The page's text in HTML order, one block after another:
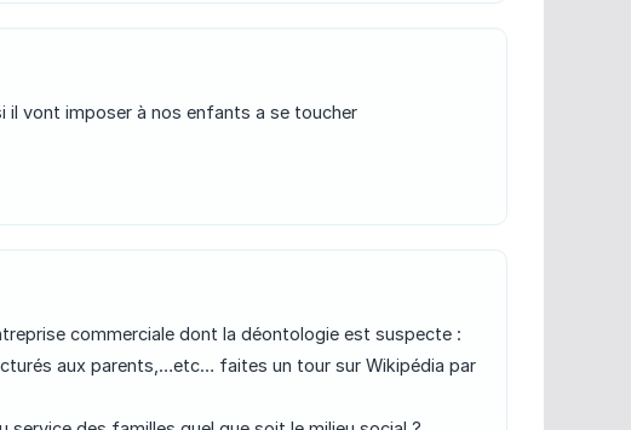
il vont imposer à nos enfants a se toucher
commerciale dont la déontologie est suspecte :
aux parents,…etc… faites un tour sur Wikipédia par